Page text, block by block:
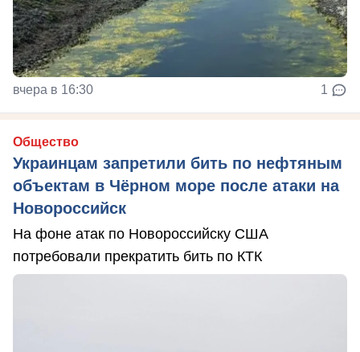
вчера в 16:30 1
Общество
Украинцам запретили бить по нефтяным
объектам в Чёрном море после атаки на
Новороссийск
На фоне атак по Новороссийску США
потребовали прекратить бить по КТК